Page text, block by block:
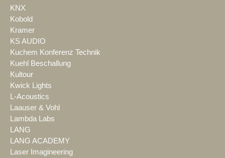
KNX
Kobold
Kramer
KS AUDIO
Kuchem Konferenz Technik
Kuehl Beschallung
Kultour
Kwick Lights
L-Acoustics
Laauser & Vohl
Lambda Labs
LANG
LANG ACADEMY
Laser Imagineering